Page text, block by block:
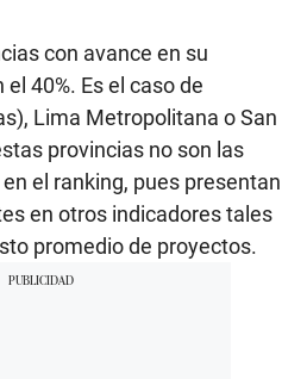
con avance en su
40%. Es el caso de
Lima Metropolitana o San
provincias no son las
el ranking, pues presentan
en otros indicadores tales
promedio de proyectos.